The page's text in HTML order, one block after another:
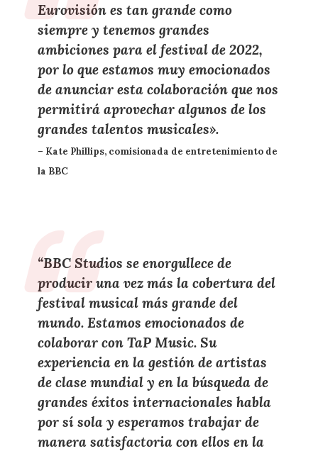
Eurovisión es tan grande como
siempre y tenemos grandes
ambiciones para el festival de 2022,
por lo que estamos muy emocionados
de anunciar esta colaboración que nos
permitirá aprovechar algunos de los
grandes talentos musicales».
– Kate Phillips, comisionada de entretenimiento de
la BBC
“BBC Studios se enorgullece de
producir una vez más la cobertura del
festival musical más grande del
mundo. Estamos emocionados de
colaborar con TaP Music. Su
experiencia en la gestión de artistas
de clase mundial y en la búsqueda de
grandes éxitos internacionales habla
por sí sola y esperamos trabajar de
manera satisfactoria con ellos en la